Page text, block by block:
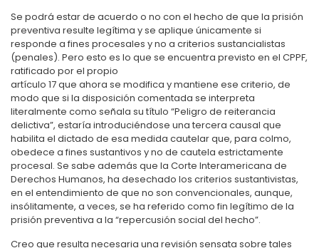
Se podrá estar de acuerdo o no con el hecho de que la prisión
preventiva resulte legítima y se aplique únicamente si
responde a fines procesales y no a criterios sustancialistas
(penales). Pero esto es lo que se encuentra previsto en el CPPF,
ratificado por el propio
artículo 17 que ahora se modifica y mantiene ese criterio, de
modo que si la disposición comentada se interpreta
literalmente como señala su título “Peligro de reiterancia
delictiva”, estaría introduciéndose una tercera causal que
habilita el dictado de esa medida cautelar que, para colmo,
obedece a fines sustantivos y no de cautela estrictamente
procesal. Se sabe además que la Corte Interamericana de
Derechos Humanos, ha desechado los criterios sustantivistas,
en el entendimiento de que no son convencionales, aunque,
insólitamente, a veces, se ha referido como fin legítimo de la
prisión preventiva a la “repercusión social del hecho”.
Creo que resulta necesaria una revisión sensata sobre tales